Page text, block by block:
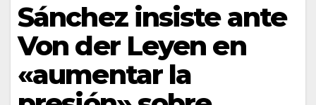
Sánchez insiste ante
Von der Leyen en
«aumentar la